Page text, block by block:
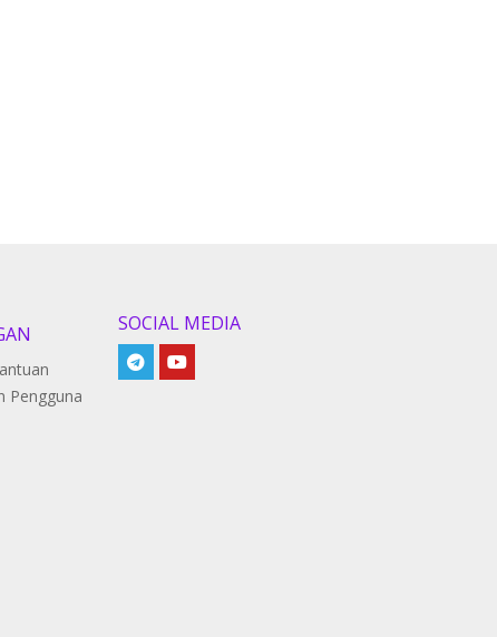
Pengguna
SOCIAL MEDIA